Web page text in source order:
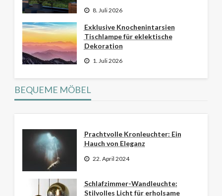
8. Juli 2026
Exklusive Knochenintarsien
Tischlampe für eklektische
Dekoration
1. Juli 2026
BEQUEME MÖBEL
Prachtvolle Kronleuchter: Ein
Hauch von Eleganz
22. April 2024
Schlafzimmer-Wandleuchte:
Stilvolles Licht für erholsame